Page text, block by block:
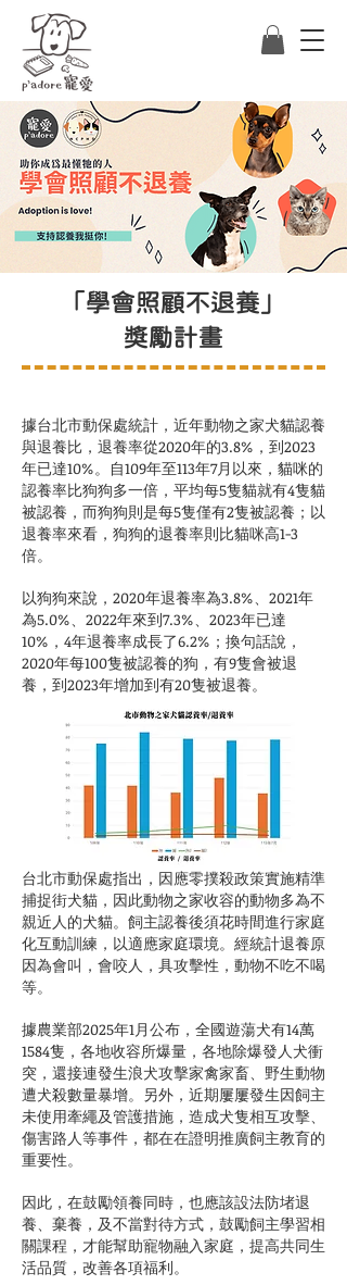
「學會照顧不退養」
獎勵計畫
據台北市動保處統計，近年動物之家犬貓認養
與退養比，退養率從2020年的3.8%，到2023
年已達10%。自109年至113年7月以來，貓咪的
認養率比狗狗多一倍，平均每5隻貓就有4隻貓
被認養，而狗狗則是每5隻僅有2隻被認養；以
退養率來看，狗狗的退養率則比貓咪高1-3
倍。
以狗狗來說，2020年退養率為3.8%、2021年
為5.0%、2022年來到7.3%、2023年已達
10%，4年退養率成長了6.2%；換句話說，
2020年每100隻被認養的狗，有9隻會被退
養，到2023年增加到有20隻被退養。
台北市動保處指出，因應零撲殺政策實施精準
捕捉街犬貓，因此動物之家收容的動物多為不
親近人的犬貓。飼主認養後須花時間進行家庭
化互動訓練，以適應家庭環境。經統計退養原
因為會叫，會咬人，具攻擊性，動物不吃不喝
等。
據農業部2025年1月公布，全國遊蕩犬有14萬
1584隻，各地收容所爆量，各地除爆發人犬衝
突，還接連發生浪犬攻擊家禽家畜、野生動物
遭犬殺數量暴增。另外，近期屢屢發生因飼主
未使用牽繩及管護措施，造成犬隻相互攻擊、
傷害路人等事件，都在在證明推廣飼主教育的
重要性。
因此，在鼓勵領養同時，也應該設法防堵退
養、棄養，及不當對待方式，鼓勵飼主學習相
關課程，才能幫助寵物融入家庭，提高共同生
活品質，改善各項福利。